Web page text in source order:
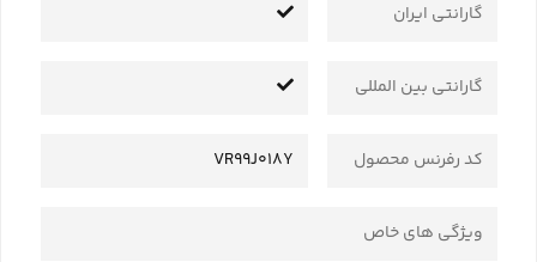
گارانتی ایران
گارانتی بین المللی
کد رفرنس محصول VR99J018Y
ویژگی های خاص